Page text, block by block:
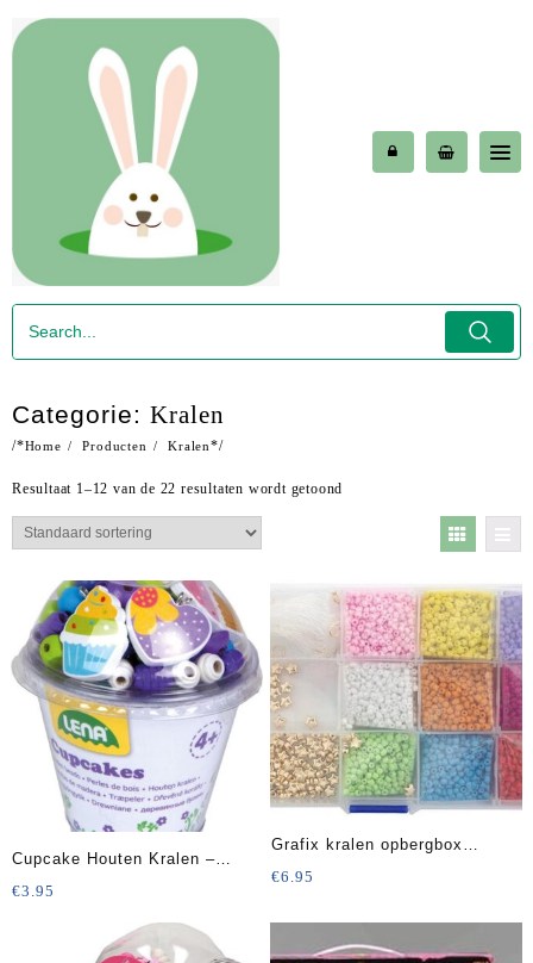
Categorie: Kralen
/*Home Producten Kralen*/
Resultaat 1–12 van de 22 resultaten wordt getoond
Cupcake Houten Kralen –
Sieraden Maken
€3.95
Grafix kralen opbergbox
€6.95